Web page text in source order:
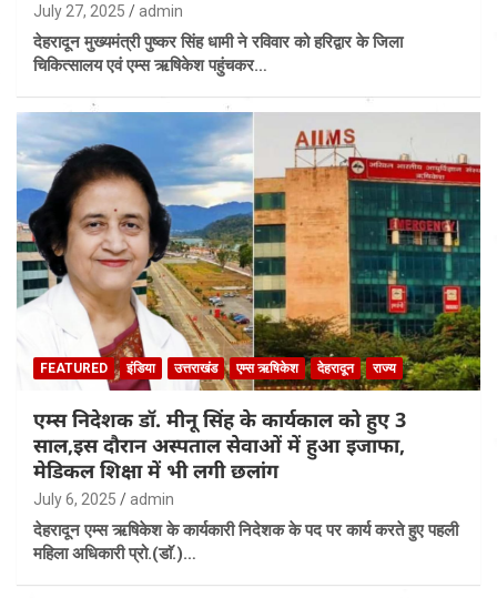
July 27, 2025 admin
देहरादून मुख्यमंत्री पुष्कर सिंह धामी ने रविवार को हरिद्वार के जिला
चिकित्सालय एवं एम्स ऋषिकेश पहुंचकर…
FEATURED इंडिया उत्तराखंड एम्स ऋषिकेश देहरादून राज्य
एम्स निदेशक डॉ. मीनू सिंह के कार्यकाल को हुए 3
साल,इस दौरान अस्पताल सेवाओं में हुआ इजाफा,
मेडिकल शिक्षा में भी लगी छलांग
July 6, 2025 admin
देहरादून एम्स ऋषिकेश के कार्यकारी निदेशक के पद पर कार्य करते हुए पहली
महिला अधिकारी प्रो.(डाॅ.)…